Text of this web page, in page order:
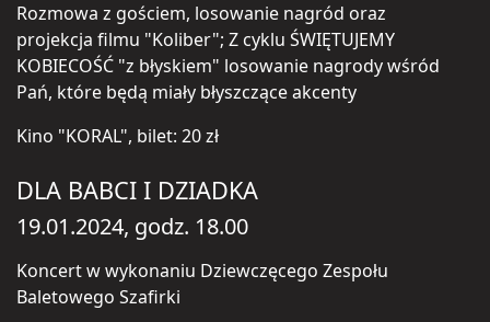
Rozmowa z gościem, losowanie nagród oraz
projekcja filmu "Koliber"; Z cyklu ŚWIĘTUJEMY
KOBIECOŚĆ "z błyskiem" losowanie nagrody wśród
Pań, które będą miały błyszczące akcenty
Kino "KORAL", bilet: 20 zł
DLA BABCI I DZIADKA
19.01.2024, godz. 18.00
Koncert w wykonaniu Dziewczęcego Zespołu
Baletowego Szafirki